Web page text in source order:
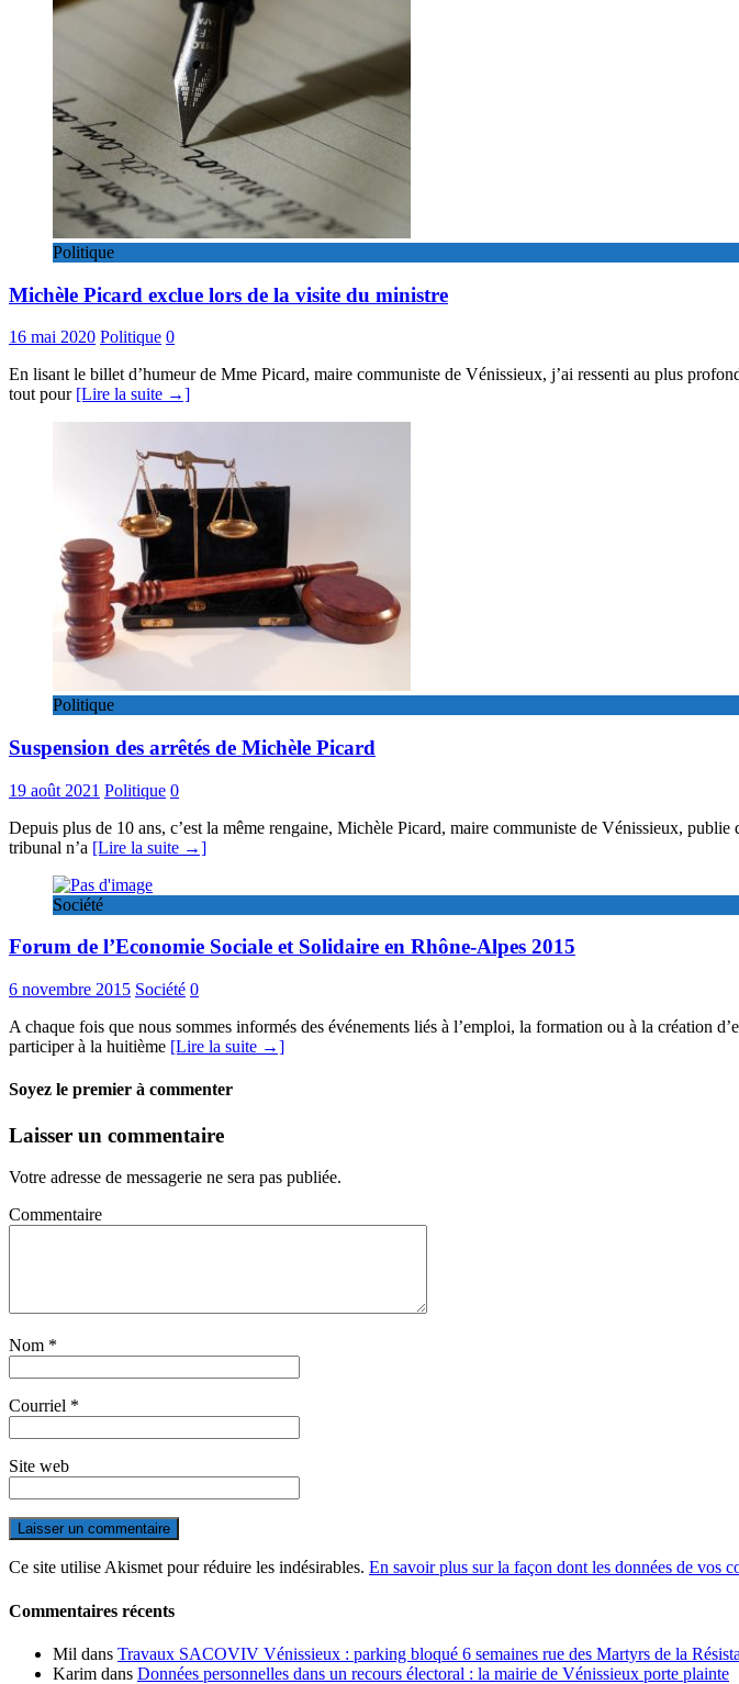
Politique
Michèle Picard exclue lors de la visite du ministre
16 mai 2020 Politique 0
En lisant le billet d’humeur de Mme Picard, maire communiste de Vénissieux, j’ai ressenti au plus
tout pour [Lire la suite →]
Politique
Suspension des arrêtés de Michèle Picard
19 août 2021 Politique 0
Depuis plus de 10 ans, c’est la même rengaine, Michèle Picard, maire communiste de Vénissieux,
tribunal n’a [Lire la suite →]
Société
Forum de l’Economie Sociale et Solidaire en Rhône-Alpes 2015
6 novembre 2015 Société 0
A chaque fois que nous sommes informés des événements liés à l’emploi, la formation ou à la création
participer à la huitième [Lire la suite →]
Soyez le premier à commenter
Laisser un commentaire
Votre adresse de messagerie ne sera pas publiée.
Commentaire
Nom *
Courriel *
Site web
Ce site utilise Akismet pour réduire les indésirables. En savoir plus sur la façon dont les données de vos
Commentaires récents
Mil dans Travaux SACOVIV Vénissieux : parking bloqué 6 semaines rue des Martyrs de la
Karim dans Données personnelles dans un recours électoral : la mairie de Vénissieux porte plainte